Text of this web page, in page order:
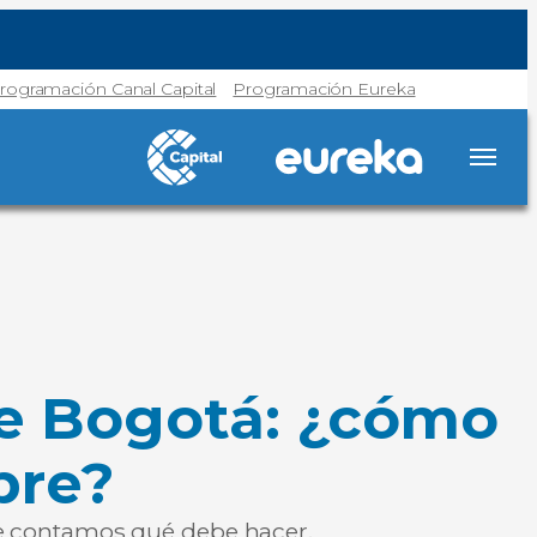
Canal Capital Programación Eureka
Bogotá: ¿cómo
qué debe hacer.